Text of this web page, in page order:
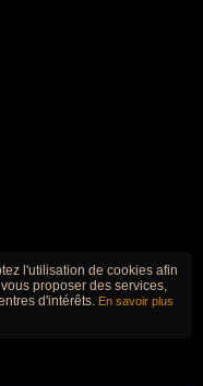
l'utilisation de cookies afin
proposer des services,
d'intérêts. En savoir plus